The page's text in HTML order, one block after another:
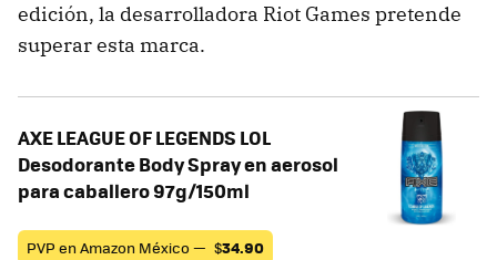
edición, la desarrolladora Riot Games pretende
superar esta marca.
AXE LEAGUE OF LEGENDS LOL
Desodorante Body Spray en aerosol
para caballero 97g/150ml
PVP en Amazon México — $34.90